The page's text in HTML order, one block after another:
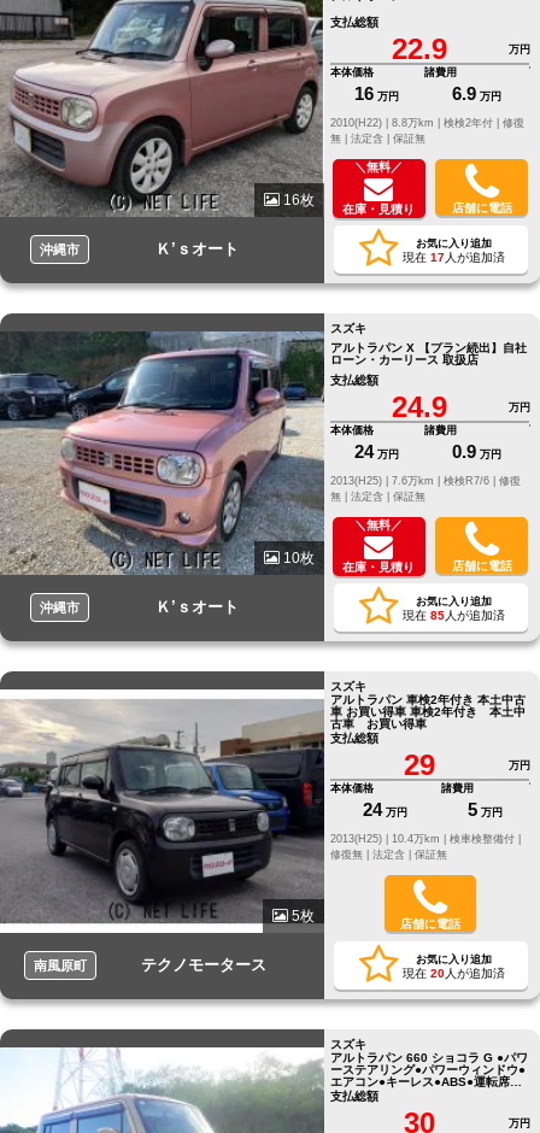
16枚
沖縄市 Ｋ’ｓオート
支払総額
22.9
万円
本体価格
16 万円
諸費用
6.9 万円
修復
無 | 法定含 | 保証無
＼無料／
在庫・見積り 店舗に電話
お気に入り追加
現在 17人が追加済
10枚
沖縄市 Ｋ’ｓオート
スズキ
アルトラパン X 【プラン続出】自社
ローン・カーリース 取扱店
支払総額
24.9
万円
本体価格
24 万円
諸費用
0.9 万円
修復
無 | 法定含 | 保証無
＼無料／
在庫・見積り 店舗に電話
お気に入り追加
現在 85人が追加済
5枚
南風原町 テクノモータース
スズキ
アルトラパン 車検2年付き 本土中古
車 お買い得車 車検2年付き 本土中
古車 お買い得車
支払総額
29
万円
本体価格
24 万円
諸費用
5 万円
修復無 | 法定含 | 保証無
店舗に電話
お気に入り追加
現在 20人が追加済
スズキ
アルトラパン 660 ショコラ G ●パワ
ーステアリング●パワーウィンドウ●
エアコン●キーレス●ABS●運転席エ
アバッグ
支払総額
30
万円